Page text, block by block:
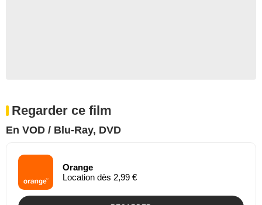
Regarder ce film
En VOD / Blu-Ray, DVD
Orange
Location dès 2,99 €